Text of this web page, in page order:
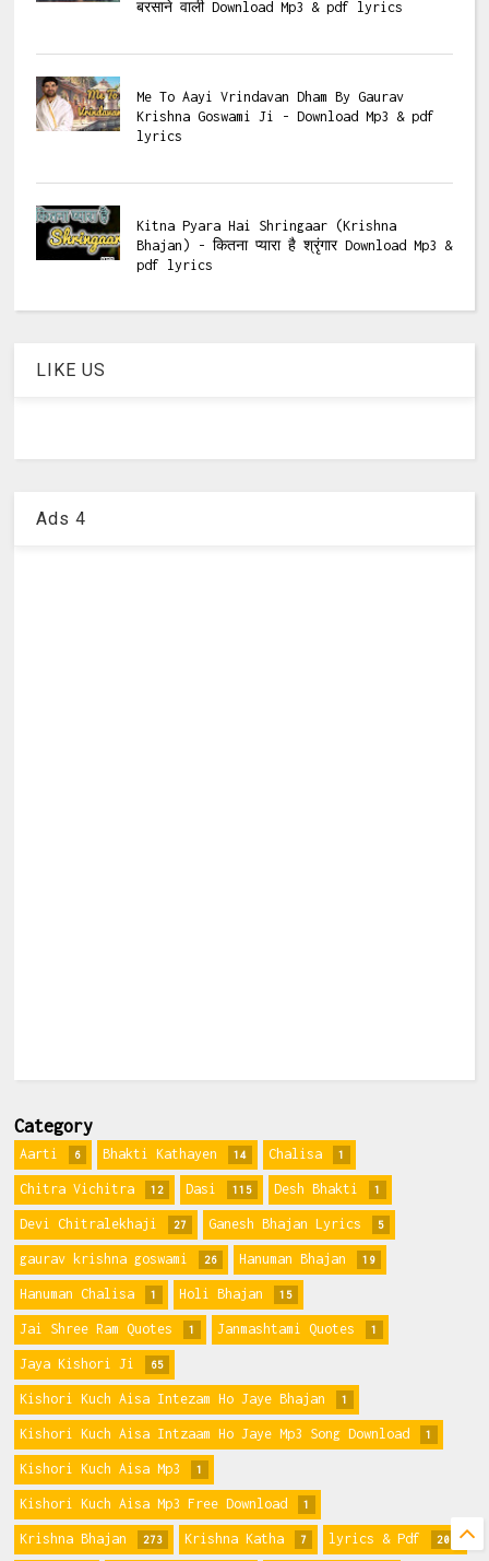
बरसाने वाली Download Mp3 & pdf lyrics
Me To Aayi Vrindavan Dham By Gaurav
Krishna Goswami Ji - Download Mp3 & pdf
lyrics
Kitna Pyara Hai Shringaar (Krishna
Bhajan) - कितना प्यारा है श्रृंगार Download Mp3 &
pdf lyrics
LIKE US
Ads 4
Category
Aarti 6 Bhakti Kathayen 14 Chalisa 1
Chitra Vichitra 12 Dasi 115 Desh Bhakti 1
Devi Chitralekhaji 27 Ganesh Bhajan Lyrics 5
gaurav krishna goswami 26 Hanuman Bhajan 19
Hanuman Chalisa 1 Holi Bhajan 15
Jai Shree Ram Quotes 1 Janmashtami Quotes 1
Jaya Kishori Ji 65
Kishori Kuch Aisa Intezam Ho Jaye Bhajan 1
Kishori Kuch Aisa Intzaam Ho Jaye Mp3 Song Download 1
Kishori Kuch Aisa Mp3 1
Kishori Kuch Aisa Mp3 Free Download 1
Krishna Bhajan 273 Krishna Katha 7 lyrics & Pdf 209